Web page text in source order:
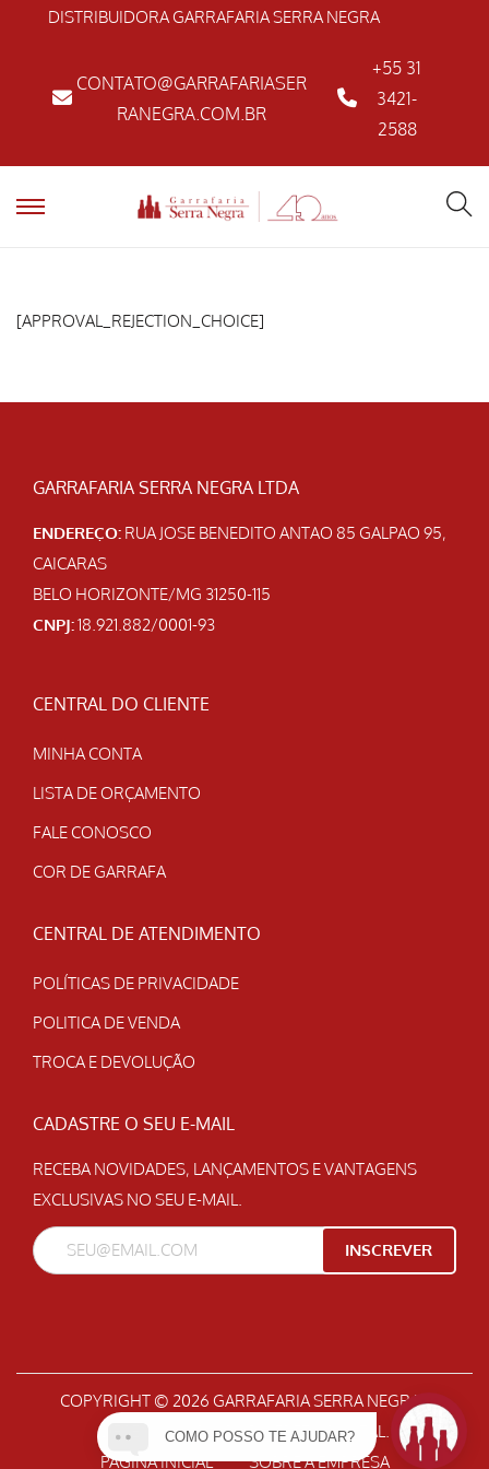
DISTRIBUIDORA GARRAFARIA SERRA NEGRA
CONTATO@GARRAFARIASER
RANEGRA.COM.BR
+55 31
3421-
2588
[APPROVAL_REJECTION_CHOICE]
GARRAFARIA SERRA NEGRA LTDA
ENDEREÇO: RUA JOSE BENEDITO ANTAO 85 GALPAO 95,
CAICARAS
BELO HORIZONTE/MG 31250-115
CNPJ:18.921.882/0001-93
CENTRAL DO CLIENTE
MINHA CONTA
LISTA DE ORÇAMENTO
FALE CONOSCO
COR DE GARRAFA
CENTRAL DE ATENDIMENTO
POLÍTICAS DE PRIVACIDADE
POLITICA DE VENDA
TROCA E DEVOLUÇÃO
CADASTRE O SEU E-MAIL
RECEBA NOVIDADES, LANÇAMENTOS E VANTAGENS
EXCLUSIVAS NO SEU E-MAIL.
COPYRIGHT © 2026 GARRAFARIA SERRA NEGRA|
DESENVOLVIDO PORGEPETO DIGITAL
PAGINA INICIAL
SOBRE A EMPRESA
COMO POSSO TE AJUDAR?